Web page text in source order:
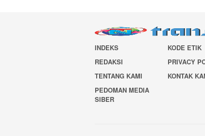
INDEKS KODE ETIK
REDAKSI
PRIVACY
TENTANG KAMI
KONTAK
PEDOMAN MEDIA
SIBER